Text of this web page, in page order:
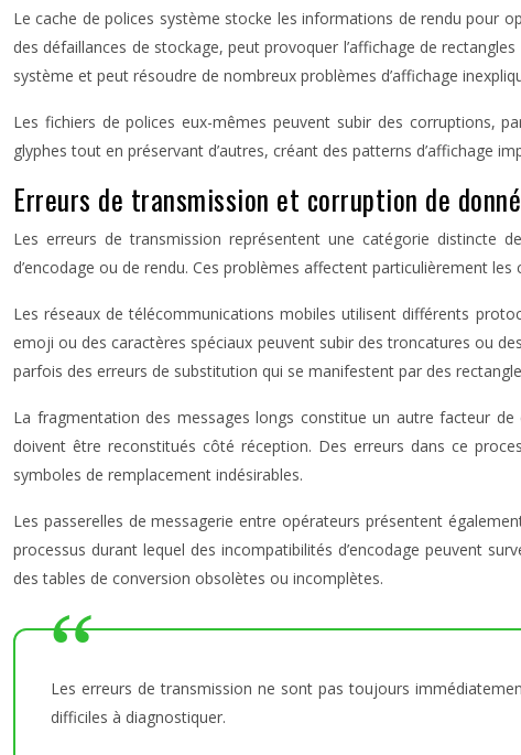
Le cache de polices système stocke les informations de rendu pour
des défaillances de stockage, peut provoquer l’affichage de
système et peut résoudre de nombreux problèmes d’affichage
Les fichiers de polices eux-mêmes peuvent subir des corruptions,
glyphes tout en préservant d’autres, créant des patterns d’affichage
Erreurs de transmission et corruption de
Les erreurs de transmission représentent une catégorie distincte
d’encodage ou de rendu. Ces problèmes affectent particulièrement
Les réseaux de télécommunications mobiles utilisent différents
emoji ou des caractères spéciaux peuvent subir des troncatures ou
parfois des erreurs de substitution qui se manifestent par des
La fragmentation des messages longs constitue un autre facteur
doivent être reconstitués côté réception. Des erreurs dans ce
symboles de remplacement indésirables.
Les passerelles de messagerie entre opérateurs présentent
processus durant lequel des incompatibilités d’encodage peuvent
des tables de conversion obsolètes ou incomplètes.
Les erreurs de transmission ne sont pas toujours
difficiles à diagnostiquer.